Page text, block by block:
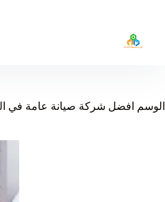
المحتوى
الوسم افضل شركة صيانة عامة في